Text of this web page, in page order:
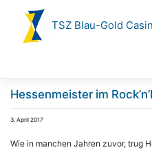
springen
TSZ Blau-Gold
Hessenmeister im
3. April 2017
Wie in manchen Jahren zuvor, trug